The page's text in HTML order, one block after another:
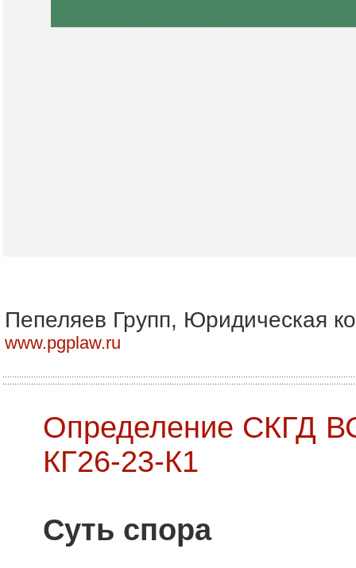
Пепеляев Групп, Юридическая
www.pgplaw.ru
Определение СКГД
КГ26-23-К1
Суть спора